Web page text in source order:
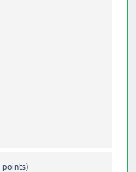
points)